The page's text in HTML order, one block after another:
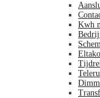
Kwh
Eltako